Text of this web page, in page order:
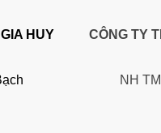
HUY
CÔNG TY
NH